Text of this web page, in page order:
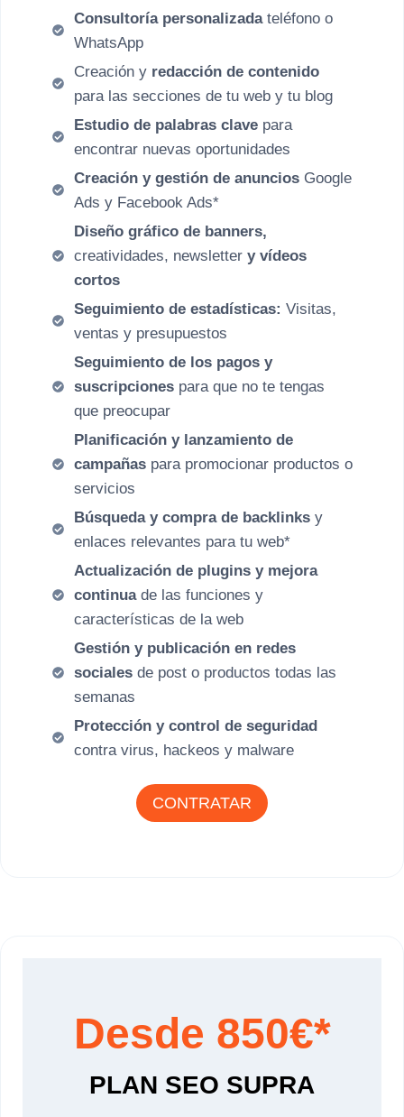
Consultoría personalizadateléfono o
WhatsApp
Creación y redacción de contenido
para las secciones de tu web y tu blog
Estudio de palabras clave para
encontrar nuevas oportunidades
Creación y gestión de anuncios Google
Ads y Facebook Ads*
Diseño gráfico de banners,
creatividades, newsletter y vídeos
cortos
Seguimiento de estadísticas: Visitas,
ventas y presupuestos
Seguimiento de los pagos y
suscripciones para que no te tengas
que preocupar
Planificación y lanzamiento de
campañas para promocionar productos o
servicios
Búsqueda y compra de backlinks y
enlaces relevantes para tu web*
Actualización de plugins y mejora
continuade las funciones y
características de la web
Gestión y publicación en redes
sociales de post o productos todas las
semanas
Protección y control de seguridad
contra virus, hackeos y malware
CONTRATAR
Desde 850€*
PLAN SEO SUPRA